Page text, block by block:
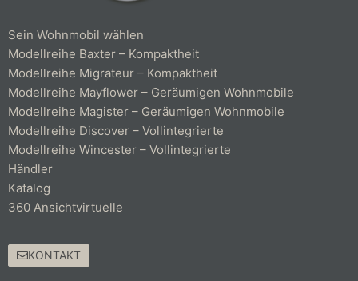
Sein Wohnmobil wählen
Modellreihe Baxter – Kompaktheit
Modellreihe Migrateur – Kompaktheit
Modellreihe Mayflower – Geräumigen Wohnmobile
Modellreihe Magister – Geräumigen Wohnmobile
Modellreihe Discover – Vollintegrierte
Modellreihe Wincester – Vollintegrierte
Händler
Katalog
360 Ansichtvirtuelle
KONTAKT